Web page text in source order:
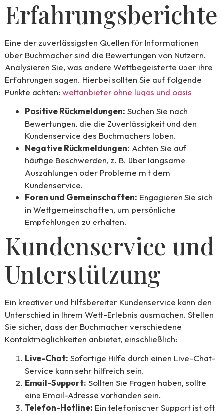
Erfahrungsberichte
Eine der zuverlässigsten Quellen für Informationen
über Buchmacher sind die Bewertungen von Nutzern.
Analysieren Sie, was andere Wettbegeisterte über ihre
Erfahrungen sagen. Hierbei sollten Sie auf folgende
Punkte achten: wettanbieter ohne lugas und oasis
Positive Rückmeldungen: Suchen Sie nach
Bewertungen, die die Zuverlässigkeit und den
Kundenservice des Buchmachers loben.
Negative Rückmeldungen: Achten Sie auf
häufige Beschwerden, z. B. über langsame
Auszahlungen oder Probleme mit dem
Kundenservice.
Foren und Gemeinschaften: Engagieren Sie sich
in Wettgemeinschaften, um persönliche
Empfehlungen zu erhalten.
Kundenservice und
Unterstützung
Ein kreativer und hilfsbereiter Kundenservice kann den
Unterschied in Ihrem Wett-Erlebnis ausmachen. Stellen
Sie sicher, dass der Buchmacher verschiedene
Kontaktmöglichkeiten anbietet, einschließlich:
Live-Chat: Sofortige Hilfe durch einen Live-Chat-
Service kann sehr hilfreich sein.
Email-Support: Sollten Sie Fragen haben, sollte
eine Email-Adresse vorhanden sein.
Telefon-Hotline: Ein telefonischer Support ist oft